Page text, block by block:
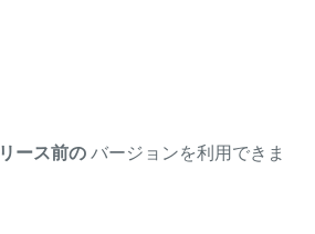
ース前の バージョンを利用できま